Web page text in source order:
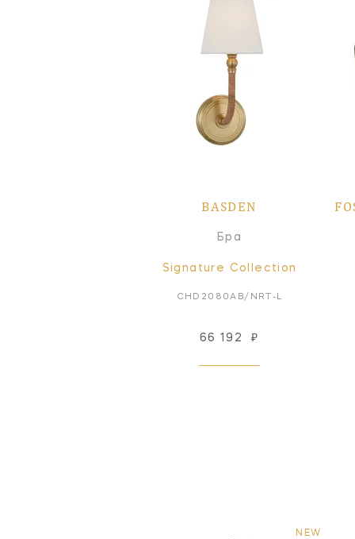
BASDEN
Бра
Signature Collection
CHD2080AB/NRT-L
66 192 ₽
NEW